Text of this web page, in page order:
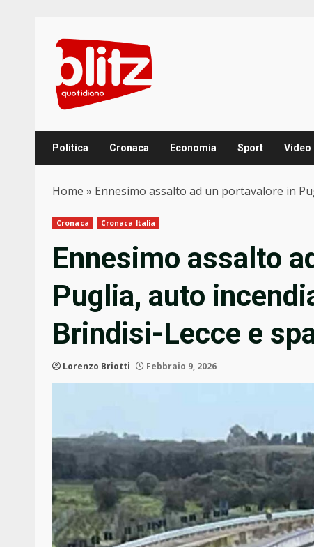
content
Politica Cronaca Economia Sport Video
Home » Ennesimo assalto ad un portavalore in
Cronaca Cronaca Italia
Ennesimo assalto
Puglia, auto
Brindisi-Lecce e
Lorenzo Briotti Febbraio 9, 2026